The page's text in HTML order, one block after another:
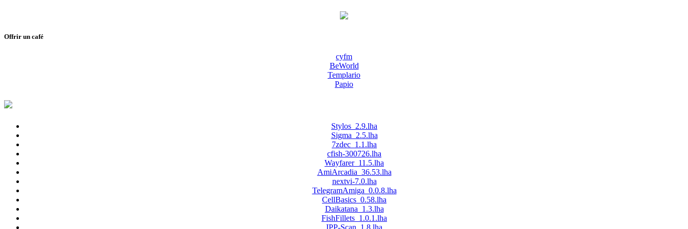
Offrir un café
cyfm
BeWorld
Templario
Papio
Stylos_2.9.lha
Sigma_2.5.lha
7zdec_1.1.lha
cfish-300726.lha
Wayfarer_11.5.lha
AmiArcadia_36.53.lha
nextvi-7.0.lha
TelegramAmiga_0.0.8.lha
CellBasics_0.58.lha
Daikatana_1.3.lha
FishFillets_1.0.1.lha